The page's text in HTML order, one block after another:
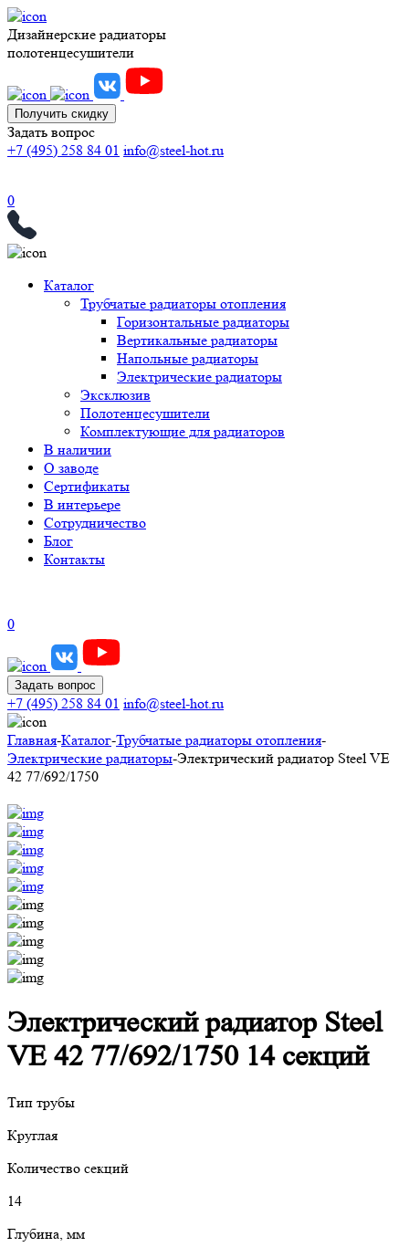
Дизайнерские радиаторы
полотенцесушители
Получить скидку
Задать вопрос
+7 (495) 258 84 01 info@steel-hot.ru
0
Каталог
Трубчатые радиаторы отопления
Горизонтальные радиаторы
Вертикальные радиаторы
Напольные радиаторы
Электрические радиаторы
Эксклюзив
Полотенцесушители
Комплектующие для радиаторов
В наличии
О заводе
Сертификаты
В интерьере
Сотрудничество
Блог
Контакты
0
Задать вопрос
+7 (495) 258 84 01 info@steel-hot.ru
Главная-Каталог-Трубчатые радиаторы отопления-
Электрические радиаторы-Электрический радиатор Steel VE
42 77/692/1750
Электрический радиатор Steel
VE 42 77/692/1750 14 секций
Тип трубы
Круглая
Количество секций
14
Глубина, мм